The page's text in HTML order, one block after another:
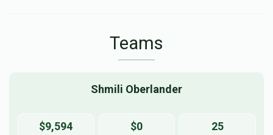
Teams
Shmili Oberlander
$9,594 $0 25